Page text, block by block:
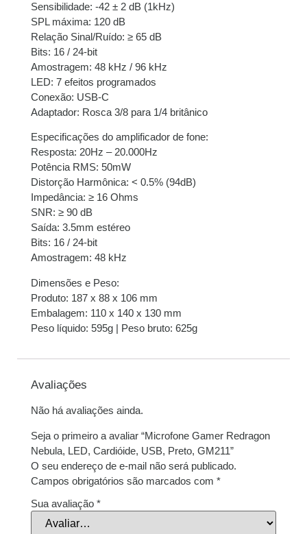
Sensibilidade: -42 ± 2 dB (1kHz)
SPL máxima: 120 dB
Relação Sinal/Ruído: ≥ 65 dB
Bits: 16 / 24-bit
Amostragem: 48 kHz / 96 kHz
LED: 7 efeitos programados
Conexão: USB-C
Adaptador: Rosca 3/8 para 1/4 britânico
Especificações do amplificador de fone:
Resposta: 20Hz – 20.000Hz
Potência RMS: 50mW
Distorção Harmônica: < 0.5% (94dB)
Impedância: ≥ 16 Ohms
SNR: ≥ 90 dB
Saída: 3.5mm estéreo
Bits: 16 / 24-bit
Amostragem: 48 kHz
Dimensões e Peso:
Produto: 187 x 88 x 106 mm
Embalagem: 110 x 140 x 130 mm
Peso líquido: 595g | Peso bruto: 625g
Avaliações
Não há avaliações ainda.
Seja o primeiro a avaliar “Microfone Gamer Redragon
Nebula, LED, Cardióide, USB, Preto, GM211”
O seu endereço de e-mail não será publicado.
Campos obrigatórios são marcados com *
Sua avaliação *